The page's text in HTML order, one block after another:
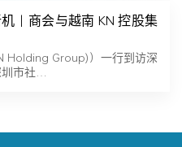
｜商会与越南 KN 控股集
Holding Group)）一行到访深
圳市社…